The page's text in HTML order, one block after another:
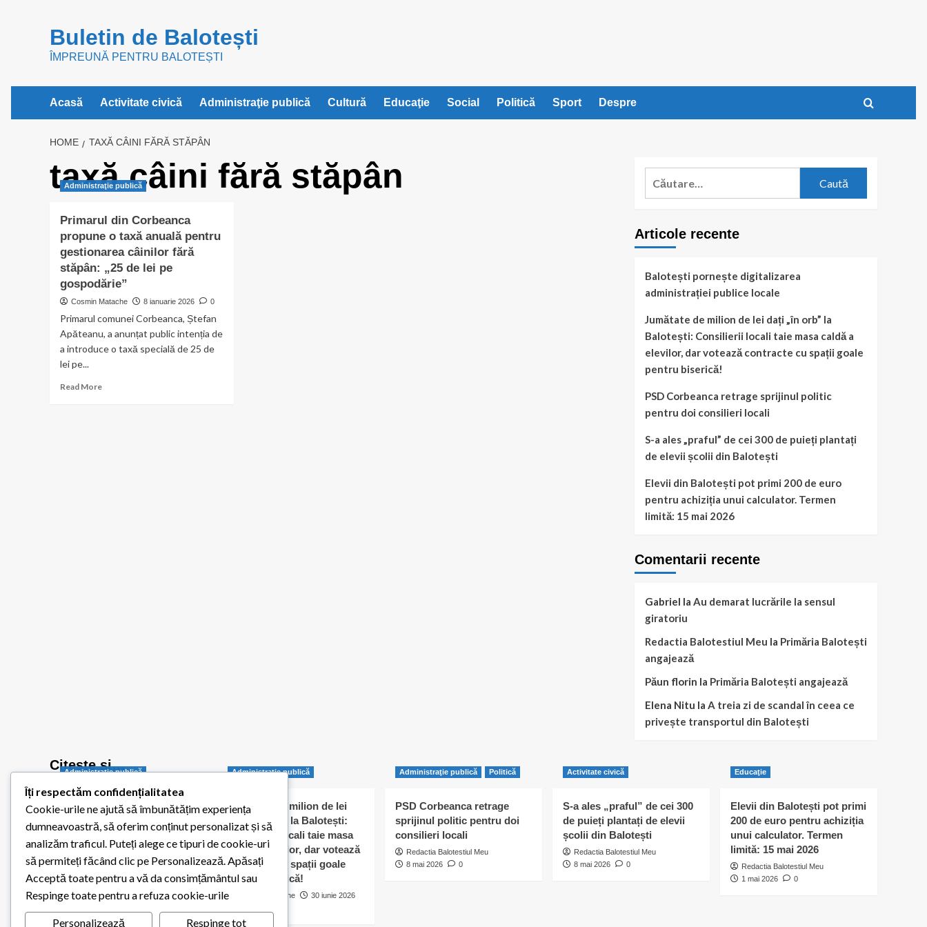
Buletin de Balotești
ÎMPREUNĂ PENTRU BALOTEȘTI
Acasă Activitate civică Administraţie publică Cultură Educaţie Social Politică Sport Despre
HOME TAXĂ CÂINI FĂRĂ STĂPÂN
taxă câini fără stăpân
Administraţie publică
Primarul din Corbeanca
propune o taxă anuală pentru
gestionarea câinilor fără
stăpân: „25 de lei pe
gospodărie”
Cosmin Matache 8 ianuarie 2026 0
Primarul comunei Corbeanca, Ștefan
Apăteanu, a anunțat public intenția de
a introduce o taxă specială de 25 de
lei pe...
Read MoreRead
Caută
Articole recente
Balotești pornește digitalizarea
administrației publice locale
Jumătate de milion de lei dați „în orb” la
Balotești: Consilierii locali taie masa caldă a
elevilor, dar votează contracte cu spații goale
pentru biserică!
PSD Corbeanca retrage sprijinul politic
pentru doi consilieri locali
S-a ales „praful” de cei 300 de puieți plantați
de elevii școlii din Balotești
Elevii din Balotești pot primi 200 de euro
pentru achiziția unui calculator. Termen
limită: 15 mai 2026
Comentarii recente
Gabriel la Au demarat lucrările la sensul
giratoriu
Redactia Balotestiul Meu la Primăria Balotești
angajează
Păun florin la Primăria Balotești angajează
Elena Nitu la A treia zi de scandal în ceea ce
privește transportul din Balotești
Citește și…
Administraţie publică
Balotești pornește
digitalizarea administrației
publice locale
Redactia Balotestiul Meu
26 iulie 2026
0
Administraţie publică
Jumătate de milion de lei
dați „în orb” la Balotești:
Consilierii locali taie masa
caldă a elevilor, dar votează
contracte cu spații goale
pentru biserică!
Cosmin Matache
30 iunie 2026
Administraţie publică Politică
PSD Corbeanca retrage
sprijinul politic pentru doi
consilieri locali
Redactia Balotestiul Meu
8 mai 2026
0
Activitate civică
S-a ales „praful” de cei 300
de puieți plantați de elevii
școlii din Balotești
Redactia Balotestiul Meu
8 mai 2026
0
Educaţie
Elevii din Balotești pot primi
200 de euro pentru achiziția
unui calculator. Termen
limită: 15 mai 2026
Redactia Balotestiul Meu
1 mai 2026
0
Îți respectăm confidențialitatea
Cookie-urile ne ajută să îmbunătățim experiența
dumneavoastră, să oferim conținut personalizat și să
analizăm traficul. Puteți alege ce tipuri de cookie-uri
să permiteți făcând clic pe Personalizează. Apăsați
Acceptă toate pentru a vă da consimțământul sau
Respinge toate pentru a refuza cookie-urile
Personalizează Respinge tot